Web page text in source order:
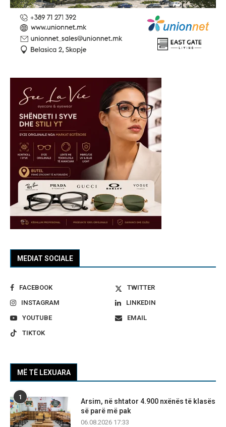
MEDIAT SOCIALE
FACEBOOK
TWITTER
INSTAGRAM
LINKEDIN
YOUTUBE
EMAIL
TIKTOK
MË TË LEXUARA
1
Arsim, në shtator 4.900 nxënës të klasës
së parë më pak
06.08.2026 17:33